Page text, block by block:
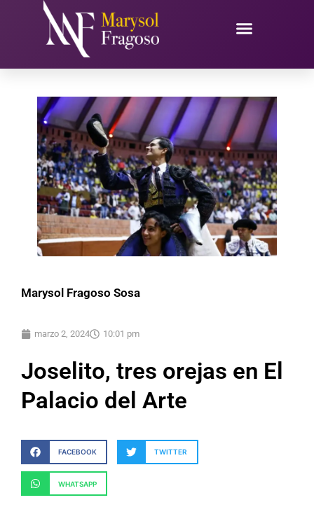
contenido
Marysol Fragoso Sosa
marzo 2, 2024 10:01 pm
Joselito, tres orejas en El
Palacio del Arte
FACEBOOK TWITTER
WHATSAPP